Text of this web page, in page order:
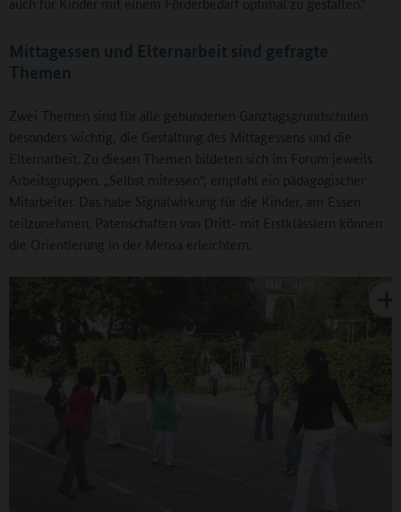
Mittagessen und Elternarbeit sind gefragte
Themen
Zwei Themen sind für alle gebundenen Ganztagsgrundschulen
besonders wichtig, die Gestaltung des Mittagessens und die
Elternarbeit. Zu diesen Themen bildeten sich im Forum jeweils
Arbeitsgruppen. „Selbst mitessen“, empfahl ein pädagogischer
Mitarbeiter. Das habe Signalwirkung für die Kinder, am Essen
teilzunehmen. Patenschaften von Dritt- mit Erstklässlern können
die Orientierung in der Mensa erleichtern.